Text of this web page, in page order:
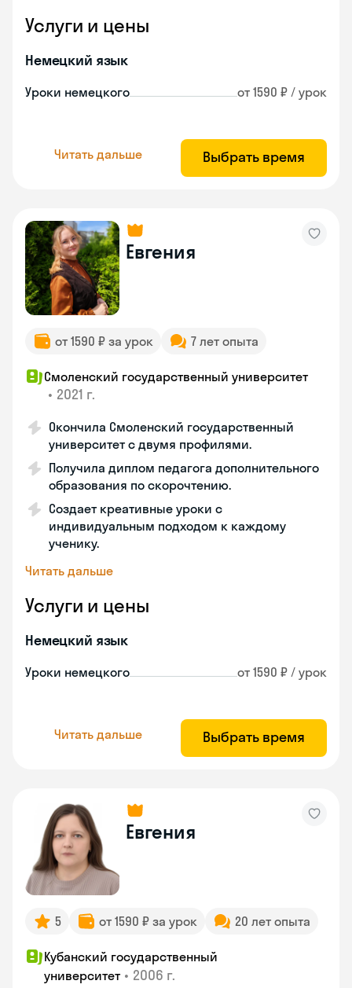
Услуги и цены
Немецкий язык
Уроки немецкого от 1590 ₽ / урок
Читать дальше Выбрать время
Евгения
от 1590 ₽ за урок 7 лет опыта
Смоленский государственный университет
• 2021 г.
Окончила Смоленский государственный
университет с двумя профилями.
Получила диплом педагога дополнительного
образования по скорочтению.
Создает креативные уроки с
индивидуальным подходом к каждому
ученику.
Читать дальше
Услуги и цены
Немецкий язык
Уроки немецкого от 1590 ₽ / урок
Читать дальше Выбрать время
Евгения
5 от 1590 ₽ за урок 20 лет опыта
Кубанский государственный
университет • 2006 г.